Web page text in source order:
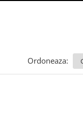
Ordoneaza: